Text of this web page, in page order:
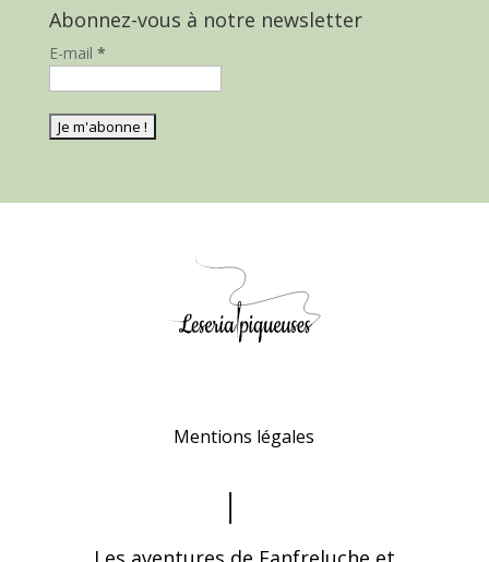
Abonnez-vous à notre newsletter
E-mail *
Mentions légales